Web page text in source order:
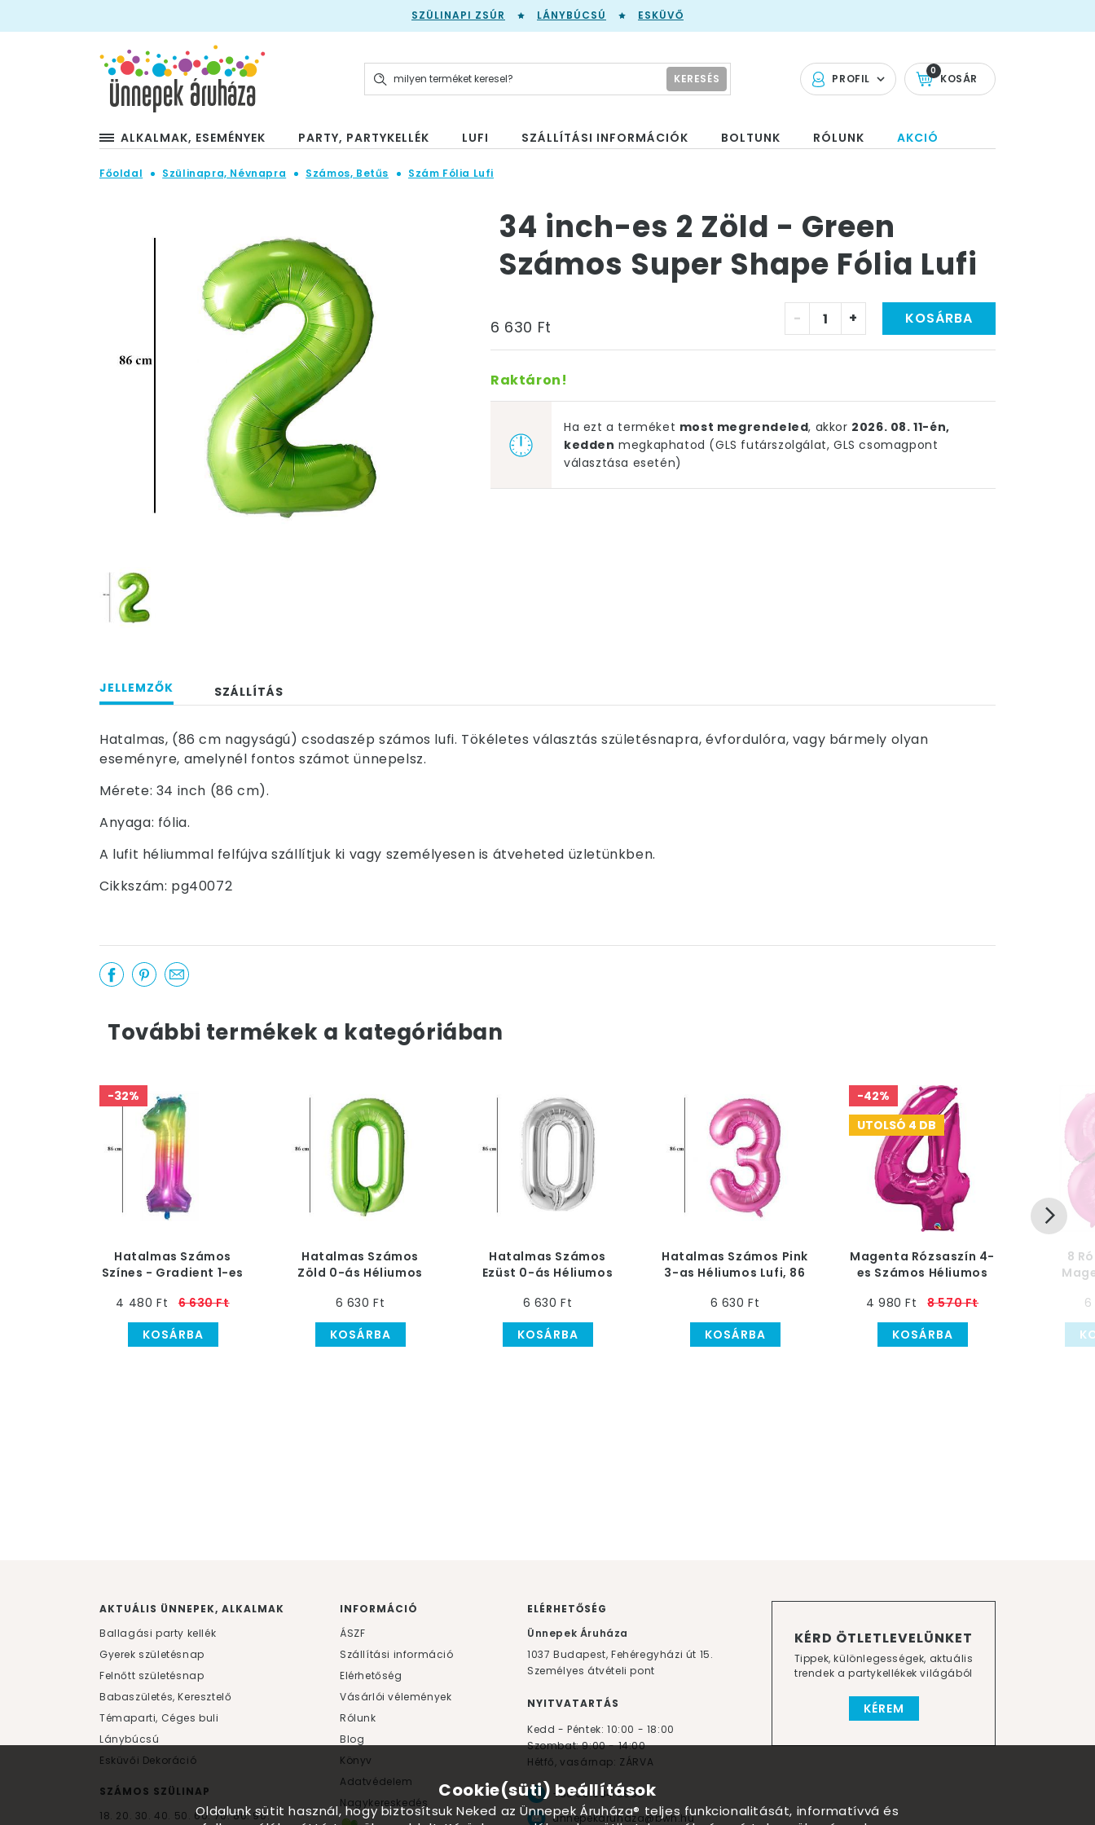
SZÜLINAPI ZSÚR LÁNYBÚCSÚ ESKÜVŐ
PROFIL KOSÁR
0
KERESÉS
ALKALMAK, ESEMÉNYEK PARTY, PARTYKELLÉK LUFI SZÁLLÍTÁSI INFORMÁCIÓK BOLTUNK RÓLUNK AKCIÓ
Főoldal Szülinapra, Névnapra Számos, Betűs Szám Fólia Lufi
34 inch-es 2 Zöld - Green
Számos Super Shape Fólia Lufi
6 630 Ft - + KOSÁRBA
Raktáron!
Ha ezt a terméket most megrendeled, akkor 2026. 08. 11-én,
kedden megkaphatod (GLS futárszolgálat, GLS csomagpont
választása esetén)
JELLEMZŐK SZÁLLÍTÁS
Hatalmas, (86 cm nagyságú) csodaszép számos lufi. Tökéletes választás születésnapra, évfordulóra, vagy bármely olyan
eseményre, amelynél fontos számot ünnepelsz.
Mérete: 34 inch (86 cm).
Anyaga: fólia.
A lufit héliummal felfújva szállítjuk ki vagy személyesen is átveheted üzletünkben.
Cikkszám: pg40072
További termékek a kategóriában
-32%
Hatalmas Számos
Színes - Gradient 1-es
4 480 Ft
6 630 Ft
KOSÁRBA
Hatalmas Számos
Zöld 0-ás Héliumos
6 630 Ft
KOSÁRBA
Hatalmas Számos
Ezüst 0-ás Héliumos
6 630 Ft
KOSÁRBA
Hatalmas Számos Pink
3-as Héliumos Lufi, 86
6 630 Ft
KOSÁRBA
-42%
UTOLSÓ 4 DB
Magenta Rózsaszín 4-
es Számos Héliumos
4 980 Ft
8 570 Ft
KOSÁRBA
8
KÉRD ÖTLETLEVELÜNKET
Tippek, különlegességek, aktuális
trendek a partykellékek világából
KÉREM
AKTUÁLIS ÜNNEPEK, ALKALMAK
Ballagási party kellék
Gyerek születésnap
Felnőtt születésnap
Babaszületés, Keresztelő
Témaparti, Céges buli
Lánybúcsú
Esküvői Dekoráció
SZÁMOS SZÜLINAP
18. 20. 30. 40. 50. 60.70.80.90.
INFORMÁCIÓ
ÁSZF
Szállítási információ
Elérhetőség
Vásárlói vélemények
Rólunk
Blog
Könyv
Adatvédelem
Nagykereskedés
ELÉRHETŐSÉG
Ünnepek Áruháza
1037 Budapest, Fehéregyházi út 15.
Személyes átvételi pont
NYITVATARTÁS
Kedd - Péntek: 10:00 - 18:00
Szombat: 9:00 - 14:00
Hétfő, vasárnap: ZÁRVA
+36 30 984 6955
unnepekaruhaza@bwh.hu
Cookie(süti) beállítások
Oldalunk sütit használ, hogy biztosítsuk Neked az Ünnepek Áruháza® teljes funkcionalitását, informatívvá és